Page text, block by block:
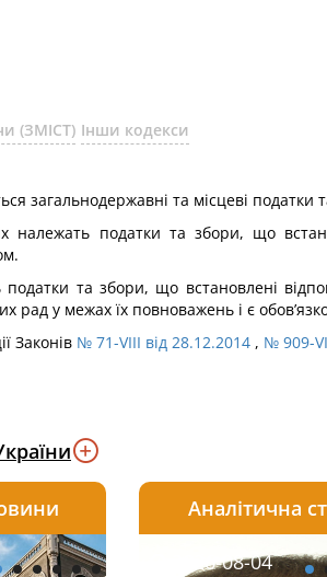
(ЗМІСТ) Інши кодекси
загальнодержавні та місцеві податки
належать податки та збори, що
та збори, що встановлені
рад у межах їх повноважень і є
Законів № 71-VIII від 28.12.2014 , № 909-
2026-08-06
Аналітична
2026-08-04
2026-08-05